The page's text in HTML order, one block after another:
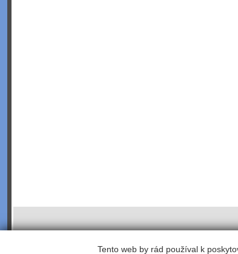
Tento web by rád používal k
redakční a publikační systém Toolkit , koordinace